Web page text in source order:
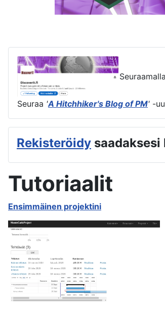
Seuraamalla
Seuraa 'A Hitchhiker's Blog of PM' -
Rekisteröidy
Tutoriaalit
Ensimmäinen projektini